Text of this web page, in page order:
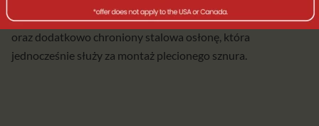
urządzenia mobilne. Klosz lampy wykonany jest z tworzywa
oraz dodatkowo chroniony stalowa osłonę, która
jednocześnie służy za montaż plecionego sznura.